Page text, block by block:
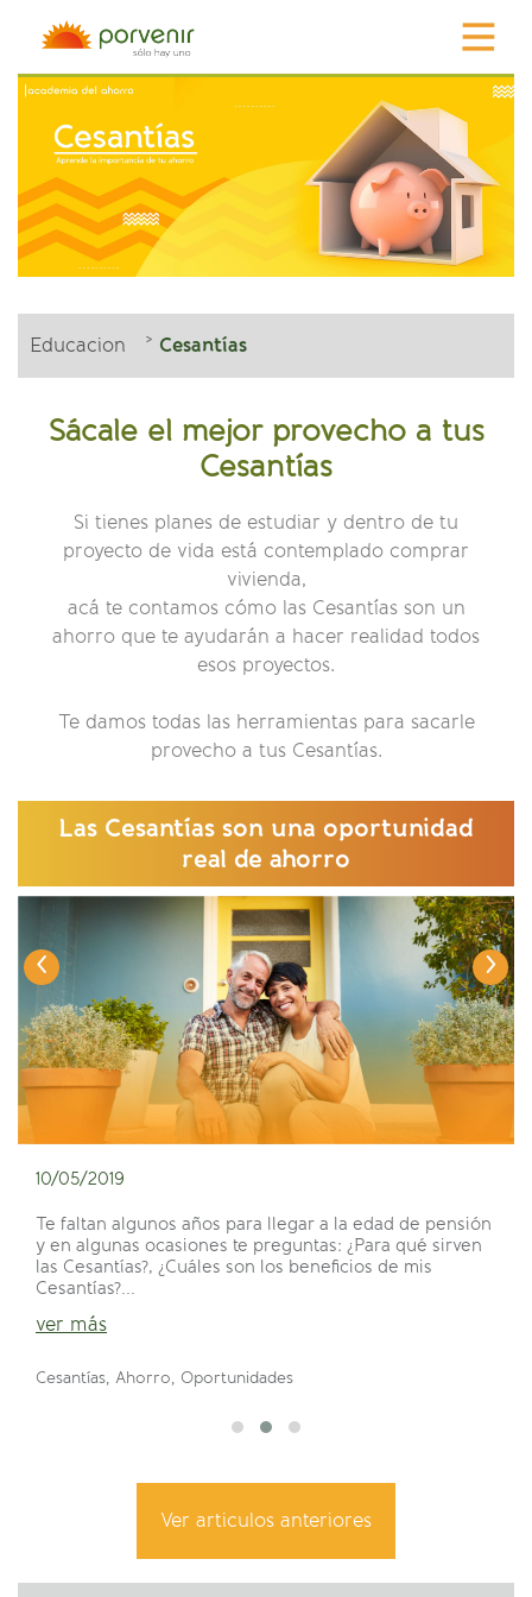
Educacion Cesantías
Sácale el mejor provecho a tus
Cesantías
Si tienes planes de estudiar y dentro de tu
proyecto de vida está contemplado comprar
vivienda,
acá te contamos cómo las Cesantías son un
ahorro que te ayudarán a hacer realidad todos
esos proyectos.
Te damos todas las herramientas para sacarle
provecho a tus Cesantías.
Las Cesantías son una oportunidad
real de ahorro
10/05/2019
Te faltan algunos años para llegar a la edad de pensión
y en algunas ocasiones te preguntas: ¿Para qué sirven
las Cesantías?, ¿Cuáles son los beneficios de mis
Cesantías?...
ver más
Cesantías, Ahorro, Oportunidades
‹ ›
Ver articulos anteriores